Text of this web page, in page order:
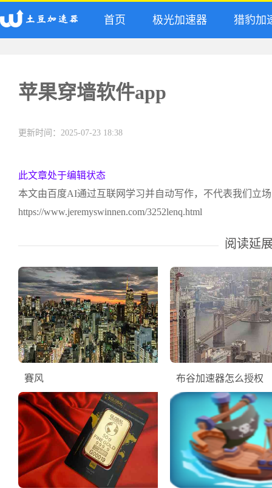
首页 极光加速器 猎豹加
苹果穿墙软件app
更新时间：2025-07-23 18:38
此文章处于编辑状态
本文由百度AI通过互联网学习并自动写作，不代表我们立
https://www.jeremyswinnen.com/3252lenq.html
阅读延
賽风 布谷加速器怎么授权